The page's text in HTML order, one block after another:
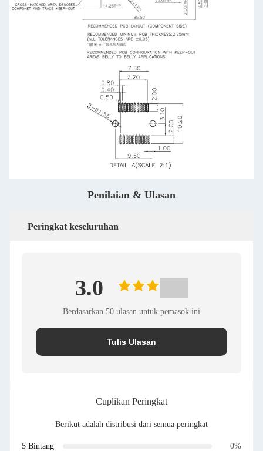
Penilaian & Ulasan
Peringkat keseluruhan
3.0
Berdasarkan 50 ulasan untuk pemasok ini
Tulis Ulasan
Cuplikan Peringkat
Berikut adalah distribusi dari semua peringkat
5 Bintang
0%